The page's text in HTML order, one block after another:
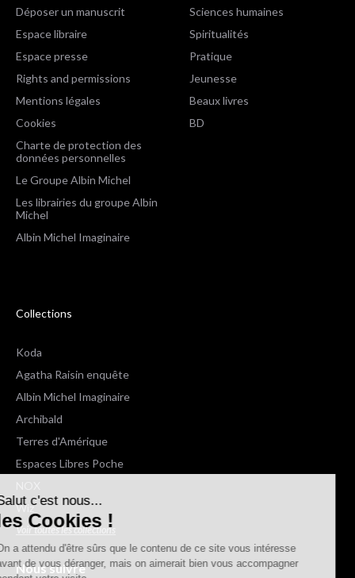
Salut c'est nous...
les Cookies !
On a attendu d'être sûrs que le contenu de ce site vous intéresse
avant de vous déranger, mais on aimerait bien vous accompagner
Déposer un manuscrit
Espace libraire
Espace presse
Rights and permissions
Mentions légales
Cookies
Charte de protection des
données personnelles
Le Groupe Albin Michel
Les librairies du groupe Albin
Michel
Albin Michel Imaginaire
Sciences humaines
Spiritualités
Pratique
Jeunesse
Beaux livres
BD
Collections
Koda
Agatha Raisin enquête
Albin Michel Imaginaire
Archibald
Terres d'Amérique
Espaces Libres Poche
Wiz
Voir toutes les collections
Nous suivre